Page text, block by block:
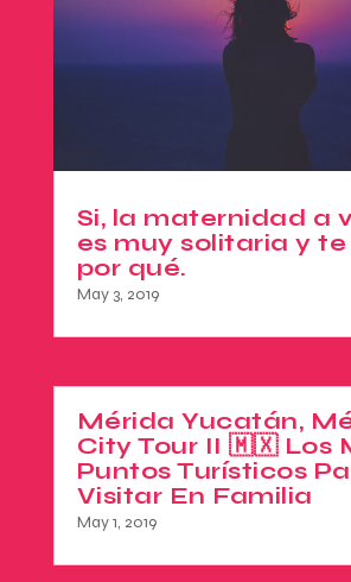
Si, la maternidad a
es muy solitaria y
por qué.
May 3, 2019
Mérida Yucatán,
City Tour II 🇲🇽 Los
Puntos Turísticos
Visitar En Familia
May 1, 2019